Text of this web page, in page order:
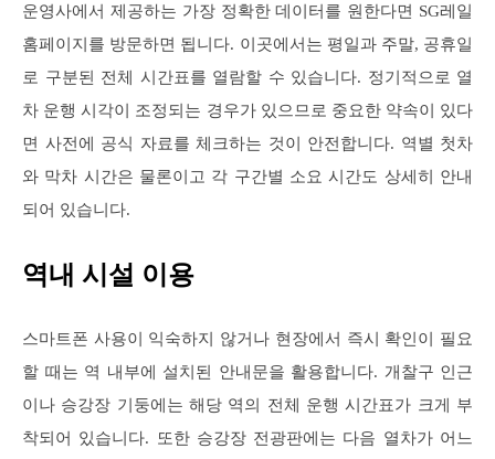
운영사에서 제공하는 가장 정확한 데이터를 원한다면 SG레일
홈페이지를 방문하면 됩니다. 이곳에서는 평일과 주말, 공휴일
로 구분된 전체 시간표를 열람할 수 있습니다. 정기적으로 열
차 운행 시각이 조정되는 경우가 있으므로 중요한 약속이 있다
면 사전에 공식 자료를 체크하는 것이 안전합니다. 역별 첫차
와 막차 시간은 물론이고 각 구간별 소요 시간도 상세히 안내
되어 있습니다.
역내 시설 이용
스마트폰 사용이 익숙하지 않거나 현장에서 즉시 확인이 필요
할 때는 역 내부에 설치된 안내문을 활용합니다. 개찰구 인근
이나 승강장 기둥에는 해당 역의 전체 운행 시간표가 크게 부
착되어 있습니다. 또한 승강장 전광판에는 다음 열차가 어느